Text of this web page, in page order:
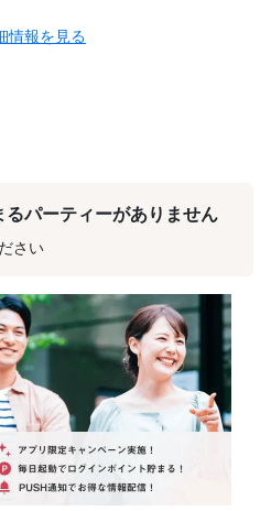
情報を見る
パーティーがありません
さい